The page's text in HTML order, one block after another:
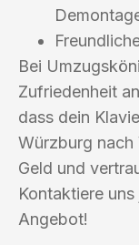
Bei
Zufriedenheit
dass dein
Würzburg nach
Geld und
Kontaktiere
Angebot!